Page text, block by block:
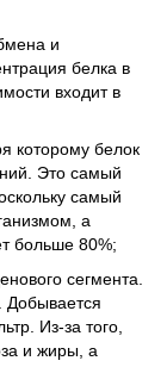
и
белка в
входит в
которому белок
Это самый
самый
а
больше 80%;
сегмента.
Добывается
Из-за того,
и жиры, а